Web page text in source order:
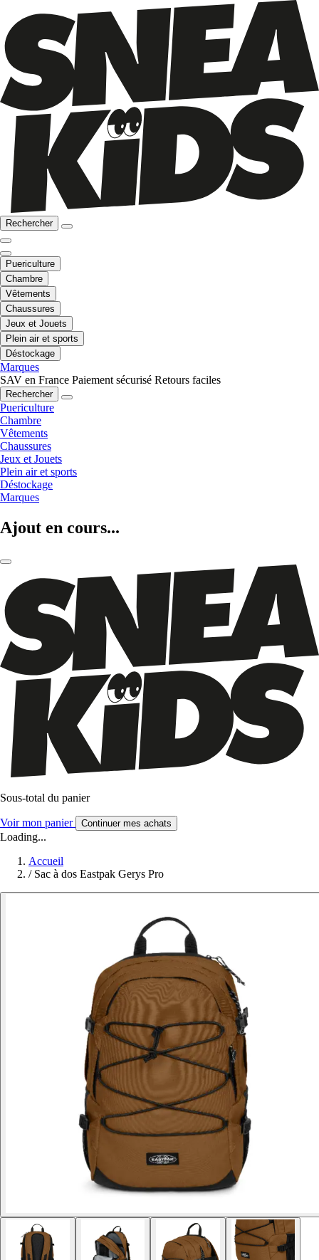
Rechercher
Puericulture
Chambre
Vêtements
Chaussures
Jeux et Jouets
Plein air et sports
Déstockage
Marques
SAV en France Paiement sécurisé Retours faciles
Rechercher
Puericulture
Chambre
Vêtements
Chaussures
Jeux et Jouets
Plein air et sports
Déstockage
Marques
Ajout en cours...
Sous-total du panier
Voir mon panier Continuer mes achats
Loading...
Accueil
/ Sac à dos Eastpak Gerys Pro